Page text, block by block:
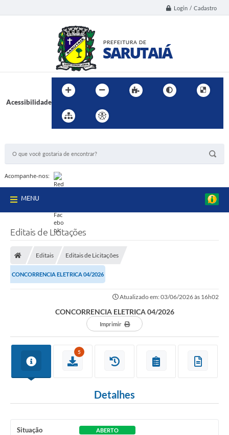
Login / Cadastro
Acessibilidade
Acompanhe-nos:
MENU
Editais de Licitações
Editais Editais de Licitações
CONCORRENCIA ELETRICA 04/2026
Atualizado em: 03/06/2026 às 16h02
CONCORRENCIA ELETRICA 04/2026
Imprimir
5
Detalhes
Situação ABERTO